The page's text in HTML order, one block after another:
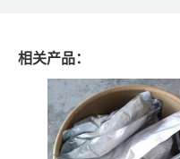
相关产品：